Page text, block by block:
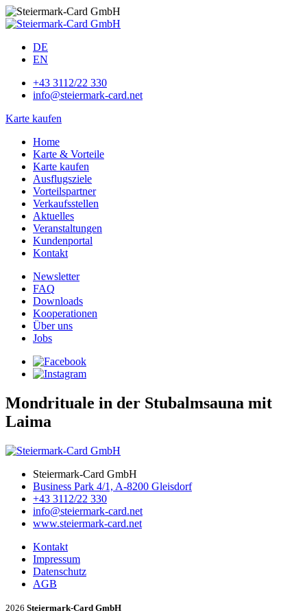
DE
EN
+43 3112/22 330
info@steiermark-card.net
Karte kaufen
Home
Karte & Vorteile
Karte kaufen
Ausflugsziele
Vorteilspartner
Verkaufsstellen
Aktuelles
Veranstaltungen
Kundenportal
Kontakt
Newsletter
FAQ
Downloads
Kooperationen
Über uns
Jobs
Mondrituale in der Stubalmsauna mit
Laima
Steiermark-Card GmbH
Business Park 4/1, A-8200 Gleisdorf
+43 3112/22 330
info@steiermark-card.net
www.steiermark-card.net
Kontakt
Impressum
Datenschutz
AGB
2026 Steiermark-Card GmbH